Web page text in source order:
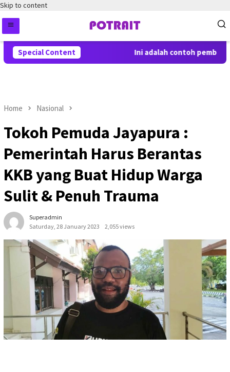
Skip to content
Special Content Ini adalah contoh
Home Nasional
Tokoh Pemuda Jayapura :
Pemerintah Harus Berantas
KKB yang Buat Hidup Warga
Sulit & Penuh Trauma
Superadmin
Saturday, 28 January 2023
2,055 views